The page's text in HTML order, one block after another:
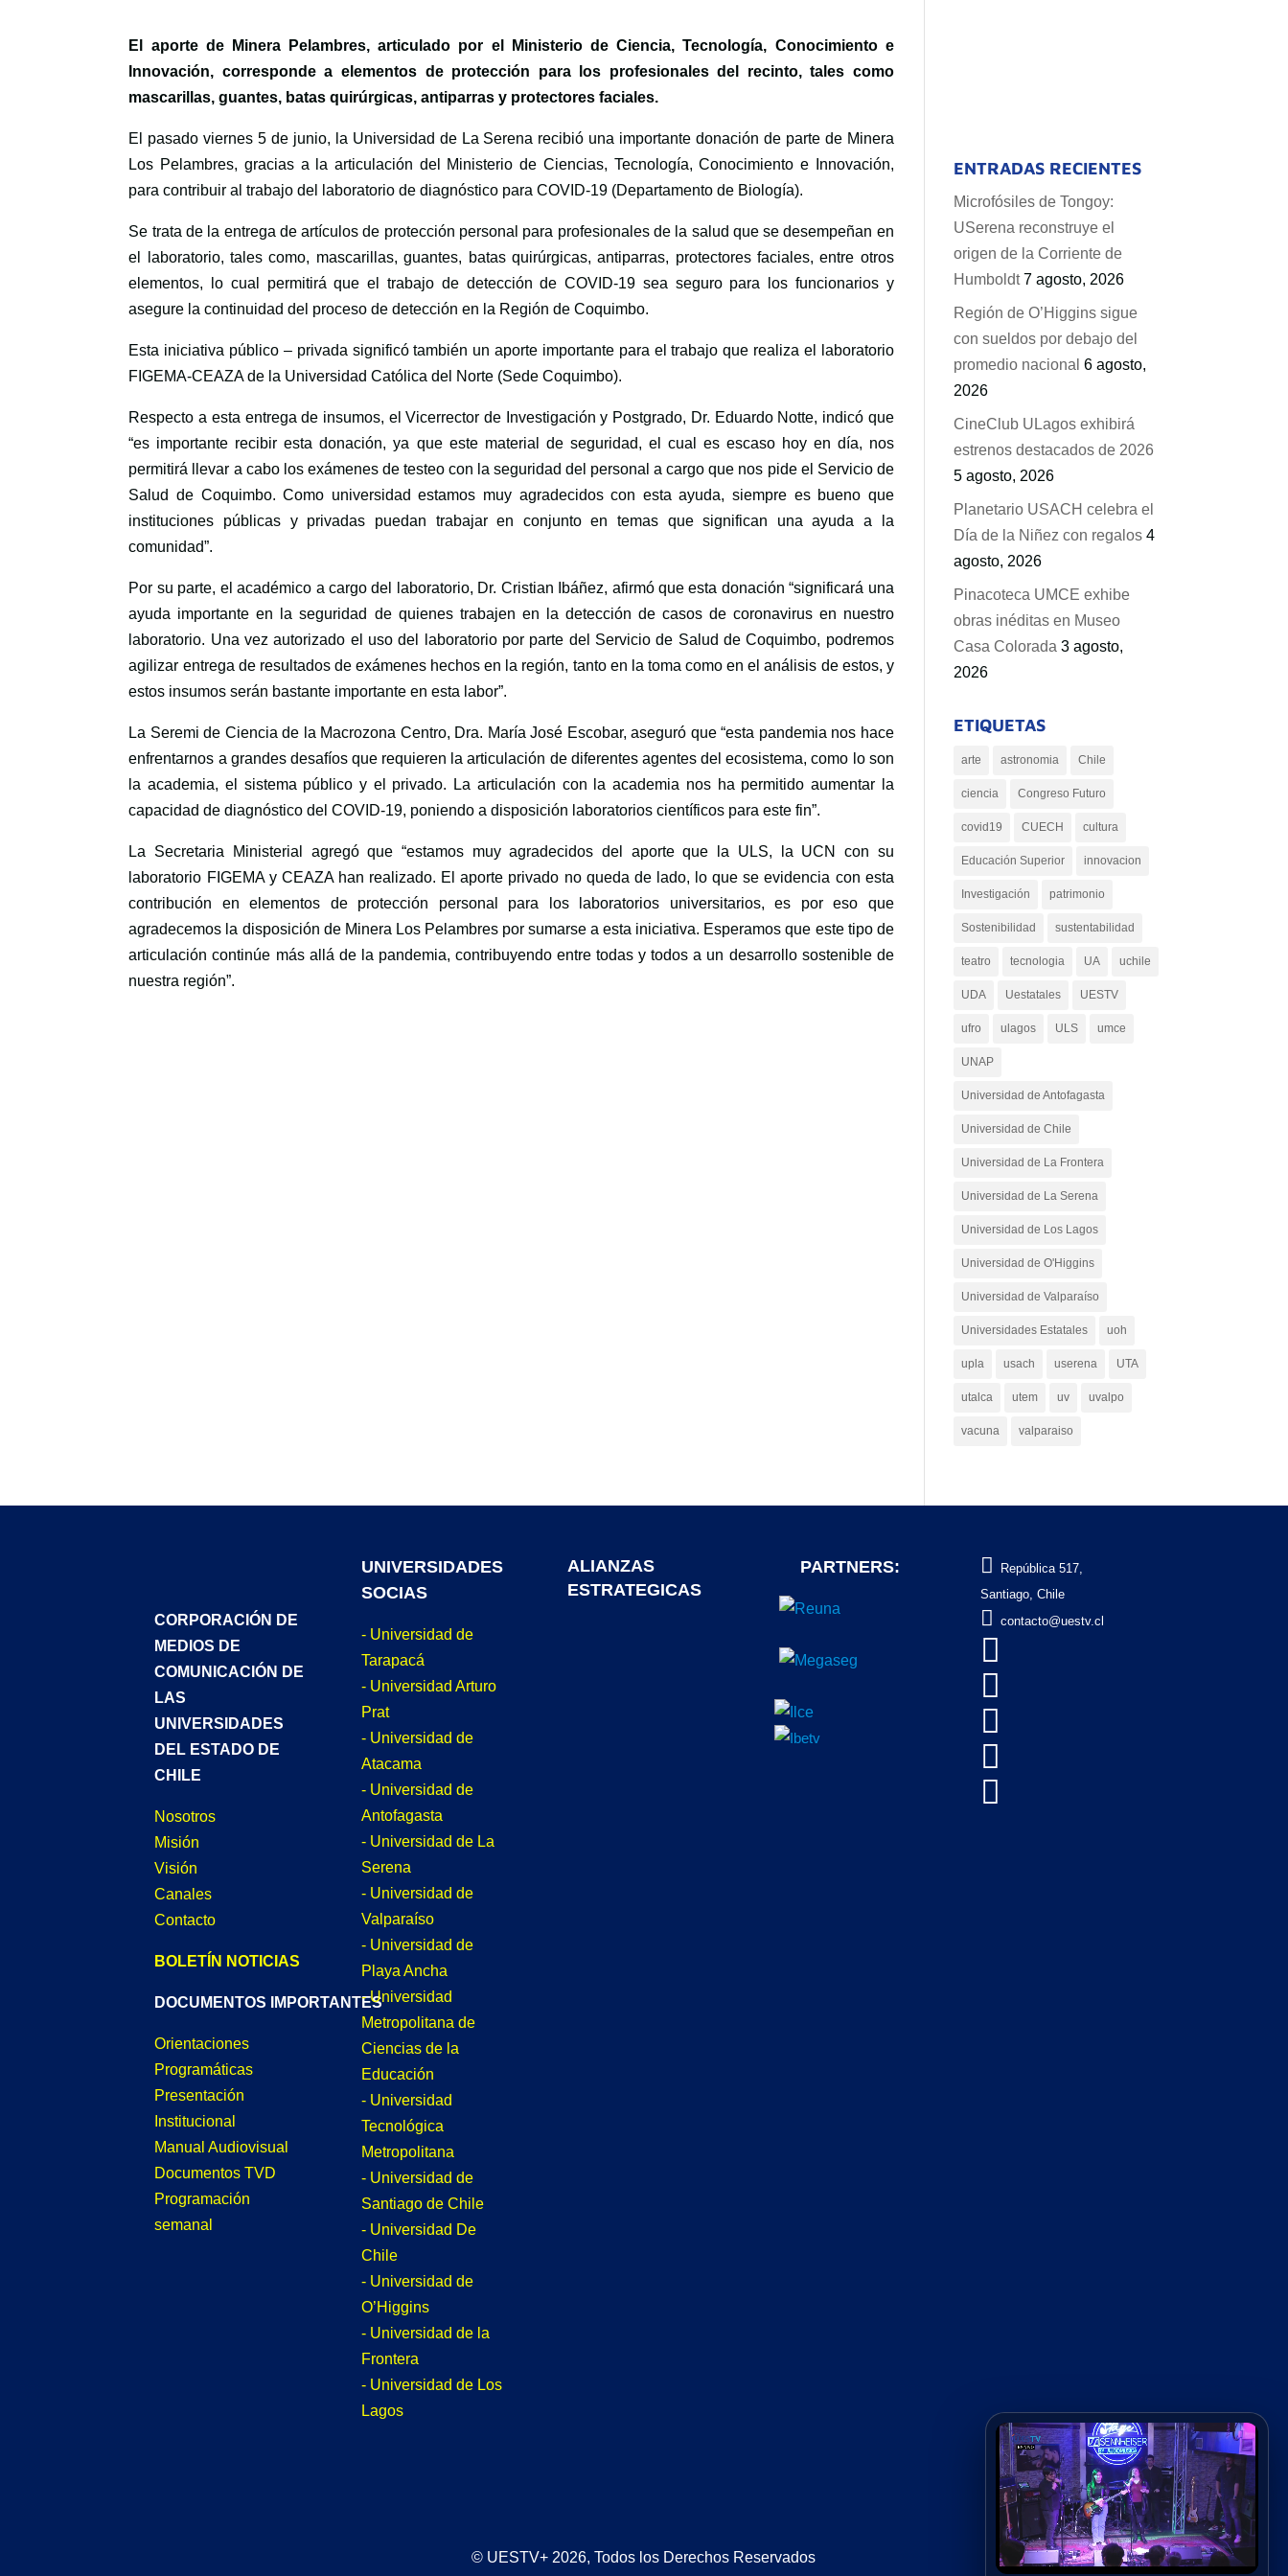
El aporte de Minera Pelambres, articulado por el Ministerio de Ciencia, Tecnología, Conocimiento e
Innovación, corresponde a elementos de protección para los profesionales del recinto, tales como
mascarillas, guantes, batas quirúrgicas, antiparras y protectores faciales.
El pasado viernes 5 de junio, la Universidad de La Serena recibió una importante donación de parte de Minera
Los Pelambres, gracias a la articulación del Ministerio de Ciencias, Tecnología, Conocimiento e Innovación,
para contribuir al trabajo del laboratorio de diagnóstico para COVID-19 (Departamento de Biología).
Se trata de la entrega de artículos de protección personal para profesionales de la salud que se desempeñan en
el laboratorio, tales como, mascarillas, guantes, batas quirúrgicas, antiparras, protectores faciales, entre otros
elementos, lo cual permitirá que el trabajo de detección de COVID-19 sea seguro para los funcionarios y
asegure la continuidad del proceso de detección en la Región de Coquimbo.
Esta iniciativa público – privada significó también un aporte importante para el trabajo que realiza el laboratorio
FIGEMA-CEAZA de la Universidad Católica del Norte (Sede Coquimbo).
Respecto a esta entrega de insumos, el Vicerrector de Investigación y Postgrado, Dr. Eduardo Notte, indicó que
“es importante recibir esta donación, ya que este material de seguridad, el cual es escaso hoy en día, nos
permitirá llevar a cabo los exámenes de testeo con la seguridad del personal a cargo que nos pide el Servicio de
Salud de Coquimbo. Como universidad estamos muy agradecidos con esta ayuda, siempre es bueno que
instituciones públicas y privadas puedan trabajar en conjunto en temas que significan una ayuda a la
comunidad”.
Por su parte, el académico a cargo del laboratorio, Dr. Cristian Ibáñez, afirmó que esta donación “significará una
ayuda importante en la seguridad de quienes trabajen en la detección de casos de coronavirus en nuestro
laboratorio. Una vez autorizado el uso del laboratorio por parte del Servicio de Salud de Coquimbo, podremos
agilizar entrega de resultados de exámenes hechos en la región, tanto en la toma como en el análisis de estos, y
estos insumos serán bastante importante en esta labor”.
La Seremi de Ciencia de la Macrozona Centro, Dra. María José Escobar, aseguró que “esta pandemia nos hace
enfrentarnos a grandes desafíos que requieren la articulación de diferentes agentes del ecosistema, como lo son
la academia, el sistema público y el privado. La articulación con la academia nos ha permitido aumentar la
capacidad de diagnóstico del COVID-19, poniendo a disposición laboratorios científicos para este fin”.
La Secretaria Ministerial agregó que “estamos muy agradecidos del aporte que la ULS, la UCN con su
laboratorio FIGEMA y CEAZA han realizado. El aporte privado no queda de lado, lo que se evidencia con esta
contribución en elementos de protección personal para los laboratorios universitarios, es por eso que
agradecemos la disposición de Minera Los Pelambres por sumarse a esta iniciativa. Esperamos que este tipo de
articulación continúe más allá de la pandemia, contribuyendo entre todas y todos a un desarrollo sostenible de
nuestra región”.
ENTRADAS RECIENTES
Microfósiles de Tongoy:
USerena reconstruye el
origen de la Corriente de
Humboldt 7 agosto, 2026
Región de O’Higgins sigue
con sueldos por debajo del
promedio nacional 6 agosto,
2026
CineClub ULagos exhibirá
estrenos destacados de 2026
5 agosto, 2026
Planetario USACH celebra el
Día de la Niñez con regalos 4
agosto, 2026
Pinacoteca UMCE exhibe
obras inéditas en Museo
Casa Colorada 3 agosto,
2026
ETIQUETAS
arte astronomia Chile
ciencia Congreso Futuro
covid19 CUECH cultura
Educación Superior innovacion
Investigación patrimonio
Sostenibilidad sustentabilidad
teatro tecnologia UA uchile
UDA Uestatales UESTV
ufro ulagos ULS umce
UNAP
Universidad de Antofagasta
Universidad de Chile
Universidad de La Frontera
Universidad de La Serena
Universidad de Los Lagos
Universidad de O'Higgins
Universidad de Valparaíso
Universidades Estatales uoh
upla usach userena UTA
utalca utem uv uvalpo
vacuna valparaiso
CORPORACIÓN DE
MEDIOS DE
COMUNICACIÓN DE
LAS
UNIVERSIDADES
DEL ESTADO DE
CHILE
Nosotros
Misión
Visión
Canales
Contacto
BOLETÍN NOTICIAS
DOCUMENTOS IMPORTANTES
Orientaciones
Programáticas
Presentación
Institucional
Manual Audiovisual
Documentos TVD
Programación
semanal
UNIVERSIDADES
SOCIAS
- Universidad de
Tarapacá
- Universidad Arturo
Prat
- Universidad de
Atacama
- Universidad de
Antofagasta
- Universidad de La
Serena
- Universidad de
Valparaíso
- Universidad de
Playa Ancha
- Universidad
Metropolitana de
Ciencias de la
Educación
- Universidad
Tecnológica
Metropolitana
- Universidad de
Santiago de Chile
- Universidad De
Chile
- Universidad de
O’Higgins
- Universidad de la
Frontera
- Universidad de Los
Lagos
ALIANZAS
ESTRATEGICAS
PARTNERS: 
República 517,
Santiago, Chile
 contacto@uestv.cl





© UESTV+ 2026, Todos los Derechos Reservados